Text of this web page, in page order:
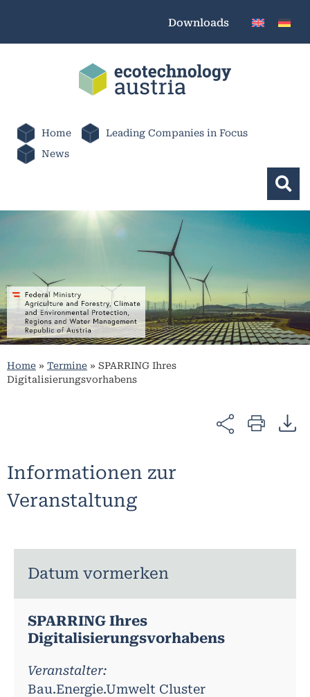
Downloads
Home
Leading Companies in Focus
News
Home » Termine » SPARRING Ihres
Digitalisierungsvorhabens
Informationen zur
Veranstaltung
Datum vormerken
SPARRING Ihres
Digitalisierungsvorhabens
Veranstalter:
Bau.Energie.Umwelt Cluster